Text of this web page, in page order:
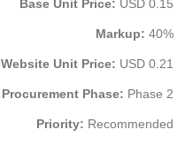
Base Unit Price: USD 0.15
Markup: 40%
Website Unit Price: USD 0.21
Procurement Phase: Phase 2
Priority: Recommended